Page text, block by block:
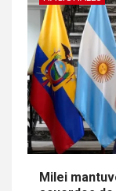
Milei